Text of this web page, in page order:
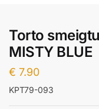
Torto
MISTY BLUE
€ 7.90
KPT79-093